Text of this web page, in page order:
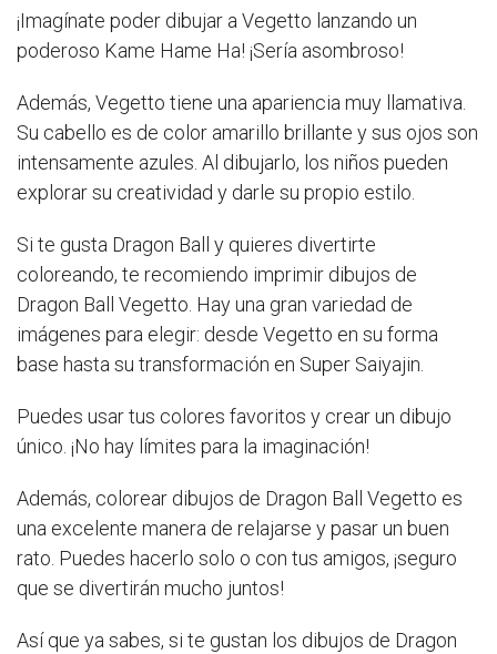
¡Imagínate poder dibujar a Vegetto lanzando un
poderoso Kame Hame Ha! ¡Sería asombroso!
Además, Vegetto tiene una apariencia muy llamativa.
Su cabello es de color amarillo brillante y sus ojos son
intensamente azules. Al dibujarlo, los niños pueden
explorar su creatividad y darle su propio estilo.
Si te gusta Dragon Ball y quieres divertirte
coloreando, te recomiendo imprimir dibujos de
Dragon Ball Vegetto. Hay una gran variedad de
imágenes para elegir: desde Vegetto en su forma
base hasta su transformación en Super Saiyajin.
Puedes usar tus colores favoritos y crear un dibujo
único. ¡No hay límites para la imaginación!
Además, colorear dibujos de Dragon Ball Vegetto es
una excelente manera de relajarse y pasar un buen
rato. Puedes hacerlo solo o con tus amigos, ¡seguro
que se divertirán mucho juntos!
Así que ya sabes, si te gustan los dibujos de Dragon